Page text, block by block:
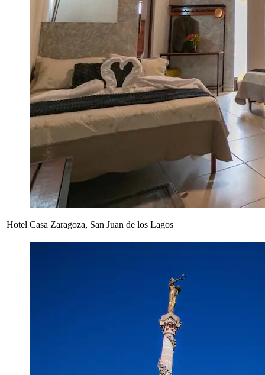
Hotel Casa Zaragoza, San Juan de los Lagos